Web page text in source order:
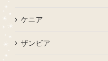
ケニア
ザンビア